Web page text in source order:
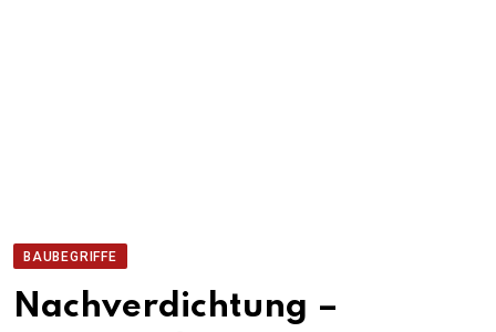
BAUBEGRIFFE
Nachverdichtung –